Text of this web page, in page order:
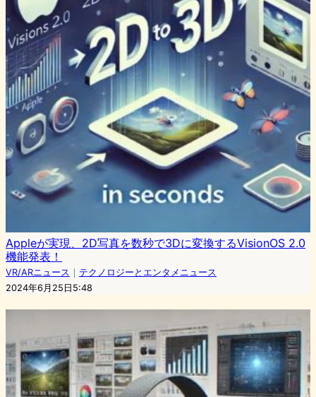
Appleが実現、2D写真を数秒で3Dに変換するVisionOS 2.0
機能発表！
VR/ARニュース ｜ テクノロジーとエンタメニュース
2024年6月25日5:48